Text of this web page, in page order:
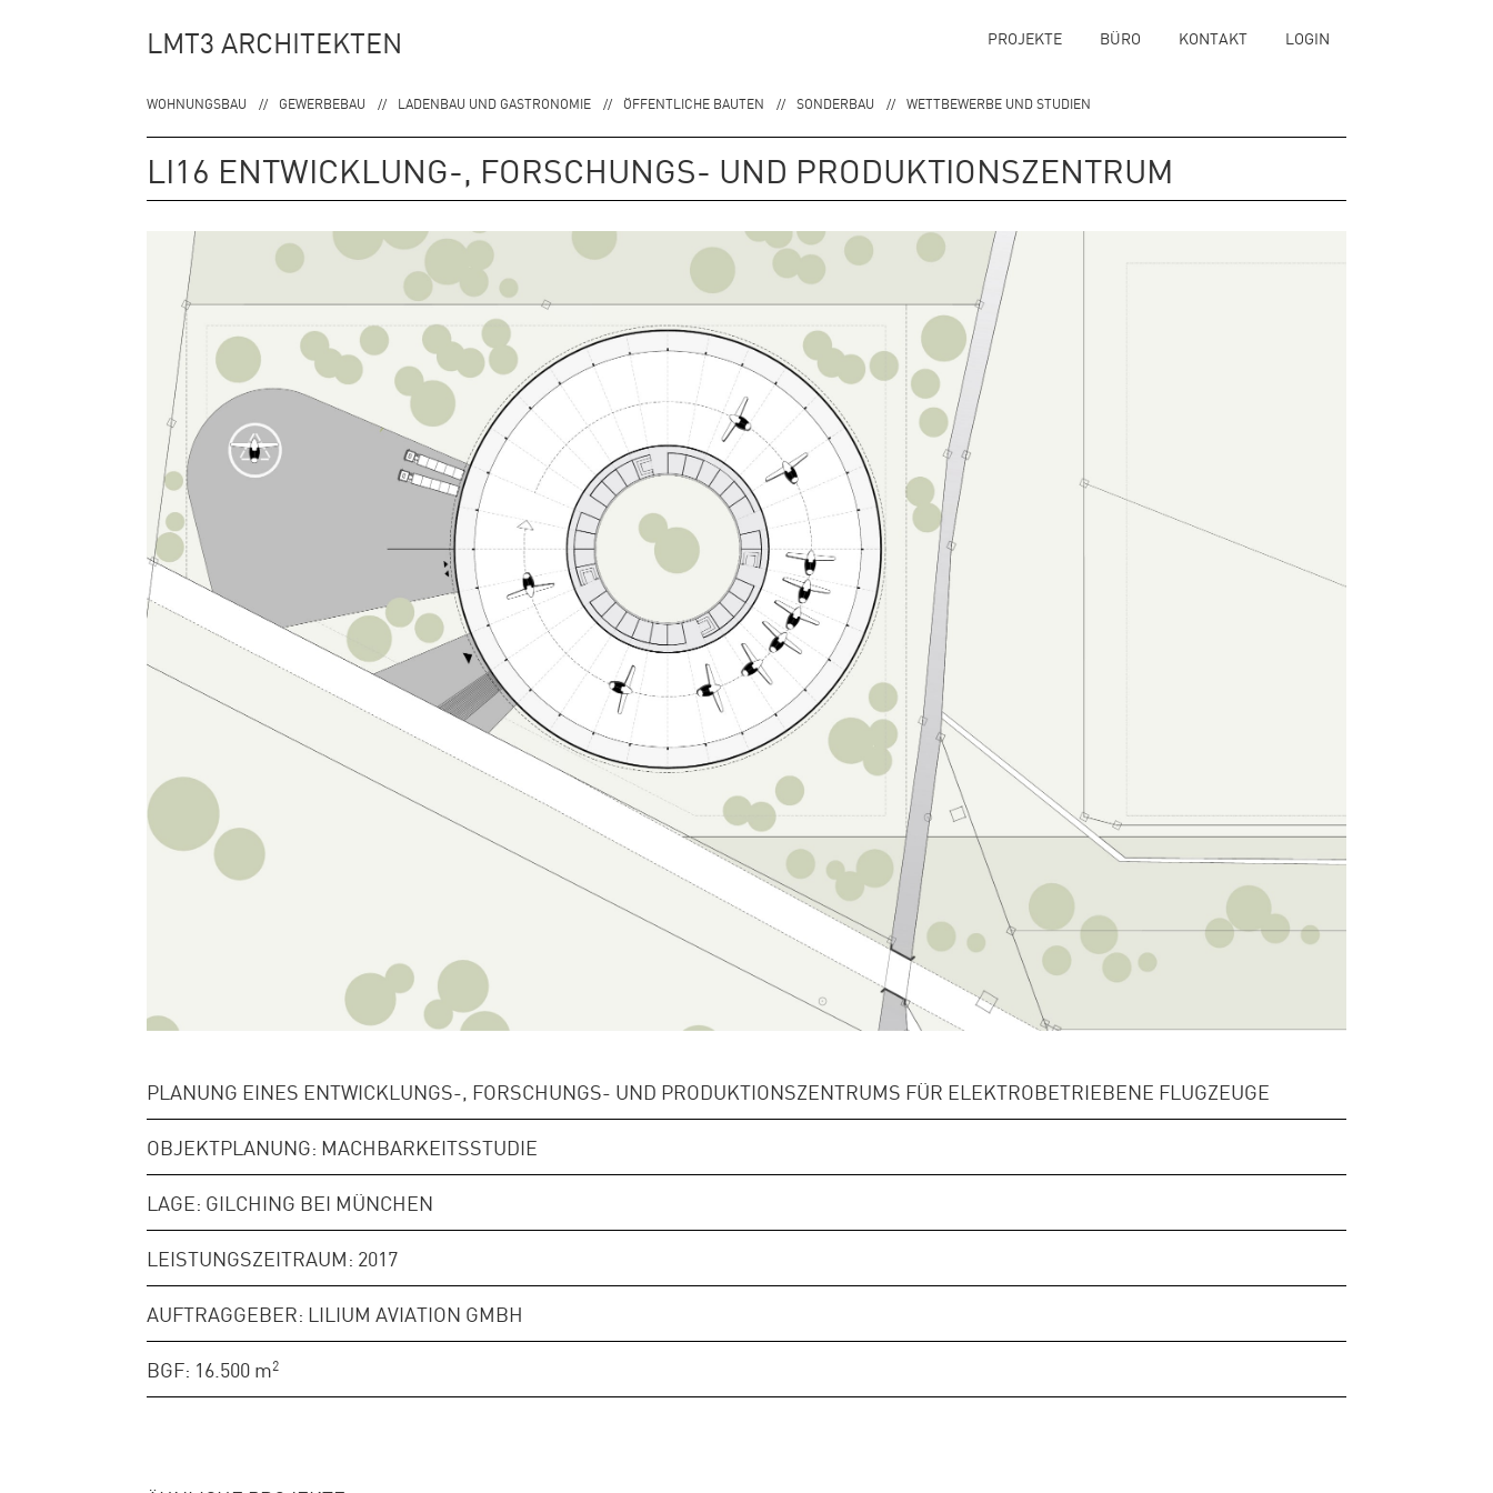
LMT3 ARCHITEKTEN PROJEKTE BÜRO KONTAKT LOGIN
WOHNUNGSBAU GEWERBEBAU LADENBAU UND GASTRONOMIE ÖFFENTLICHE BAUTEN SONDERBAU WETTBEWERBE UND STUDIEN
LI16 ENTWICKLUNG-, FORSCHUNGS- UND PRODUKTIONSZENTRUM
PLANUNG EINES ENTWICKLUNGS-, FORSCHUNGS- UND PRODUKTIONSZENTRUMS FÜR ELEKTROBETRIEBENE FLUGZEUGE
OBJEKTPLANUNG: MACHBARKEITSSTUDIE
LAGE: GILCHING BEI MÜNCHEN
LEISTUNGSZEITRAUM: 2017
AUFTRAGGEBER: LILIUM AVIATION GMBH
BGF: 16.500m2